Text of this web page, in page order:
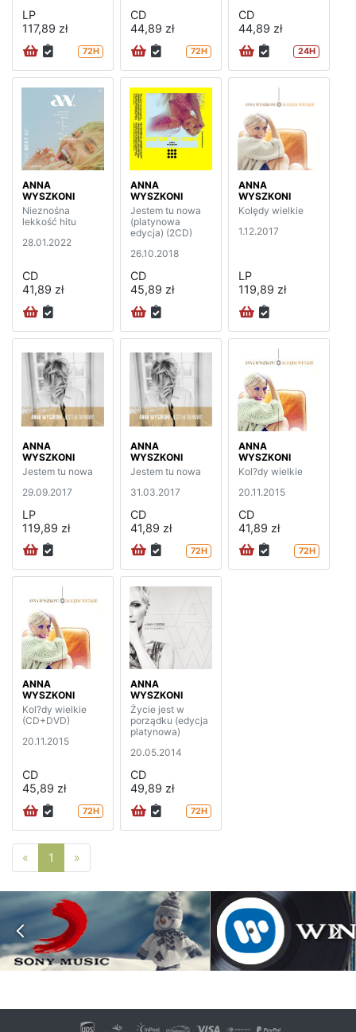
LP
117,89 zł
72H
CD
44,89 zł
72H
CD
44,89 zł
24H
ANNA
WYSZKONI
Nieznośna
lekkość hitu
28.01.2022
CD
41,89 zł
ANNA
WYSZKONI
Jestem tu nowa
(platynowa
edycja) (2CD)
26.10.2018
CD
45,89 zł
ANNA
WYSZKONI
Kolędy wielkie
1.12.2017
LP
119,89 zł
ANNA
WYSZKONI
Jestem tu nowa
29.09.2017
LP
119,89 zł
ANNA
WYSZKONI
Jestem tu nowa
31.03.2017
CD
41,89 zł
72H
ANNA
WYSZKONI
Kol?dy wielkie
20.11.2015
CD
41,89 zł
72H
ANNA
WYSZKONI
Kol?dy wielkie
(CD+DVD)
20.11.2015
CD
45,89 zł
72H
ANNA
WYSZKONI
Życie jest w
porządku (edycja
platynowa)
20.05.2014
CD
49,89 zł
72H
« Poprzednia strona
1 »